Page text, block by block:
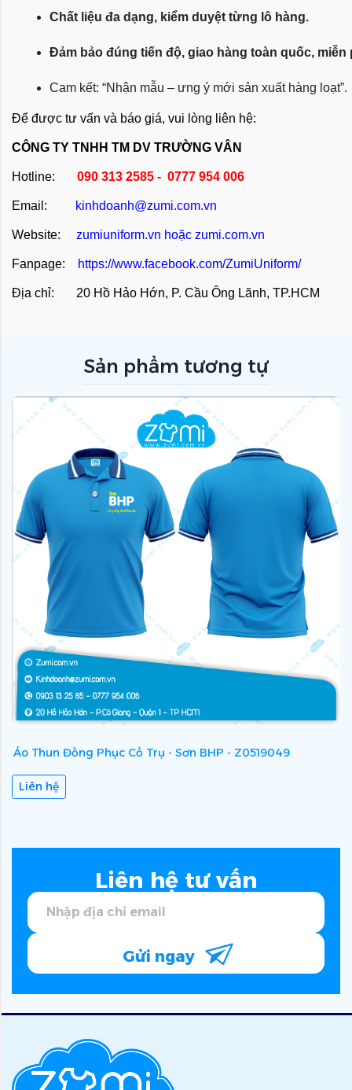
Chất liệu đa dạng, kiểm duyệt từng lô hàng.
Đảm bảo đúng tiến độ, giao hàng toàn quốc, miễn
Cam kết: “Nhận mẫu – ưng ý mới sản xuất hàng loạt”.
Để được tư vấn và báo giá, vui lòng liên hệ:
CÔNG TY TNHH TM DV TRƯỜNG VÂN
Hotline: 090 313 2585 - 0777 954 006
Email: kinhdoanh@zumi.com.vn
Website: zumiuniform.vn hoặc zumi.com.vn
Fanpage: https://www.facebook.com/ZumiUniform/
Địa chỉ: 20 Hồ Hảo Hớn, P. Cầu Ông Lãnh, TP.HCM
Sản phẩm tương tự
Áo Thun Đồng Phục Cổ Trụ - Sơn BHP - Z0519049
Liên hệ
Liên hệ tư vấn
Gửi ngay